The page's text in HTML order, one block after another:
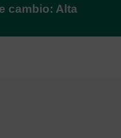
cambio: Alta